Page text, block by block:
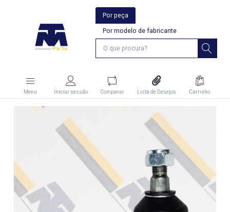
Por peça
Por modelo de fabricante
Menu Iniciar sessão Comparar Lista de Desejos Carrinho